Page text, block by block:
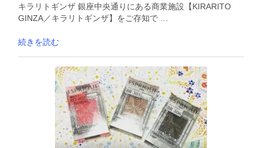
キラリトギンザ 銀座中央通りにある商業施設【KIRARITO
GINZA／キラリトギンザ】をご存知で …
続きを読む